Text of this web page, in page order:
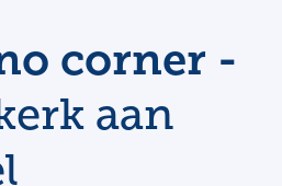
corner -
aan